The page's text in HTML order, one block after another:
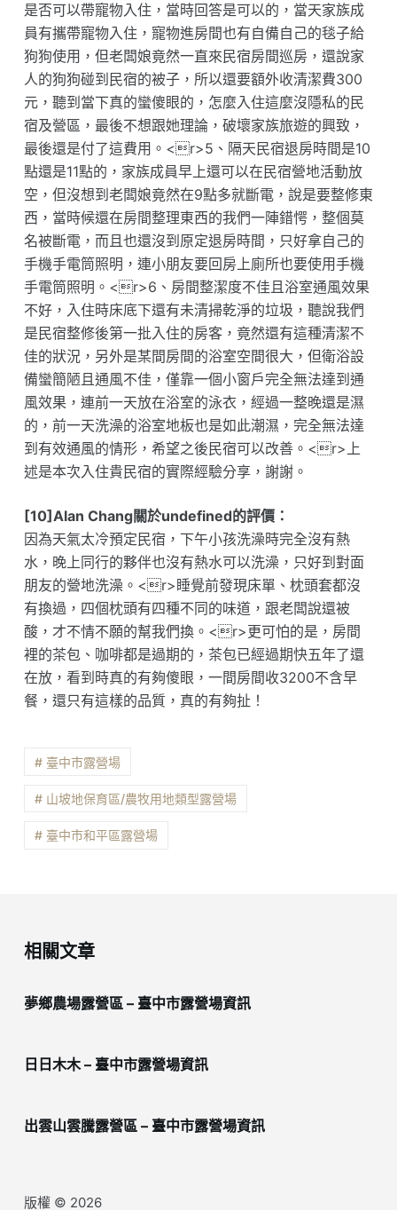
是否可以帶寵物入住，當時回答是可以的，當天家族成
員有攜帶寵物入住，寵物進房間也有自備自己的毯子給
狗狗使用，但老闆娘竟然一直來民宿房間巡房，還說家
人的狗狗碰到民宿的被子，所以還要額外收清潔費300
元，聽到當下真的蠻傻眼的，怎麼入住這麼沒隱私的民
宿及營區，最後不想跟她理論，破壞家族旅遊的興致，
最後還是付了這費用。<r>5、隔天民宿退房時間是10
點還是11點的，家族成員早上還可以在民宿營地活動放
空，但沒想到老闆娘竟然在9點多就斷電，說是要整修東
西，當時候還在房間整理東西的我們一陣錯愕，整個莫
名被斷電，而且也還沒到原定退房時間，只好拿自己的
手機手電筒照明，連小朋友要回房上廁所也要使用手機
手電筒照明。<r>6、房間整潔度不佳且浴室通風效果
不好，入住時床底下還有未清掃乾淨的垃圾，聽說我們
是民宿整修後第一批入住的房客，竟然還有這種清潔不
佳的狀況，另外是某間房間的浴室空間很大，但衛浴設
備蠻簡陋且通風不佳，僅靠一個小窗戶完全無法達到通
風效果，連前一天放在浴室的泳衣，經過一整晚還是濕
的，前一天洗澡的浴室地板也是如此潮濕，完全無法達
到有效通風的情形，希望之後民宿可以改善。<r>上
述是本次入住貴民宿的實際經驗分享，謝謝。
[10]Alan Chang關於undefined的評價：
因為天氣太冷預定民宿，下午小孩洗澡時完全沒有熱
水，晚上同行的夥伴也沒有熱水可以洗澡，只好到對面
朋友的營地洗澡。<r>睡覺前發現床單、枕頭套都沒
有換過，四個枕頭有四種不同的味道，跟老闆說還被
酸，才不情不願的幫我們換。<r>更可怕的是，房間
裡的茶包、咖啡都是過期的，茶包已經過期快五年了還
在放，看到時真的有夠傻眼，一間房間收3200不含早
餐，還只有這樣的品質，真的有夠扯！
# 臺中市露營場
# 山坡地保育區/農牧用地類型露營場
# 臺中市和平區露營場
相關文章
夢鄉農場露營區 – 臺中市露營場資訊
日日木木 – 臺中市露營場資訊
出雲山雲騰露營區 – 臺中市露營場資訊
版權 © 2026